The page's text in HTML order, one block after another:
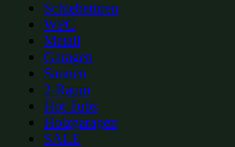
Schiebetüren
WPC
Metall
Garagen
Saunen
2-Raum
Hot Tubs
Holzgaragen
SALE